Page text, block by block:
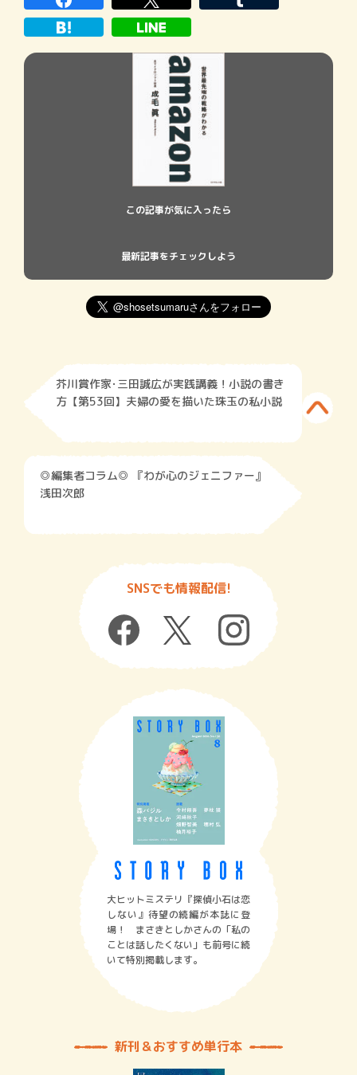
成された抗体を処方した製品がある。
この記事が気に入ったら
最新記事をチェックしよう
芥川賞作家･三田誠広が実践講義！小説の書き
方【第53回】夫婦の愛を描いた珠玉の私小説
◎編集者コラム◎ 『わが心のジェニファー』
浅田次郎
SNSでも情報配信!
大ヒットミステリ『探偵小石は恋
しない』待望の続編が本誌に登
場！ まさきとしかさんの「私の
ことは話したくない」も前号に続
いて特別掲載します。
新刊＆おすすめ単行本